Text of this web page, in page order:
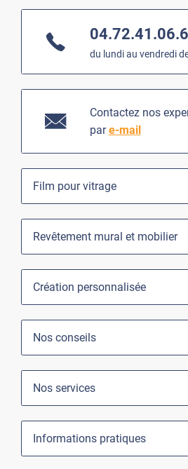
du lundi au vendredi
Contactez nos
pare-mail
Film pour vitrage
Revêtement mural et mobilier
Création personnalisée
Nos conseils
Nos services
Informations pratiques